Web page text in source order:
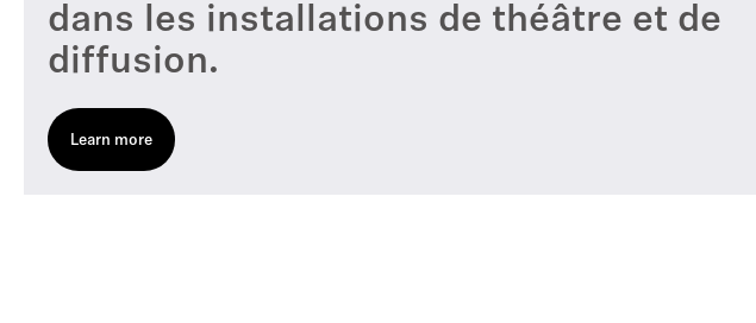
dans les installations de théâtre et de
diffusion.
Learn more